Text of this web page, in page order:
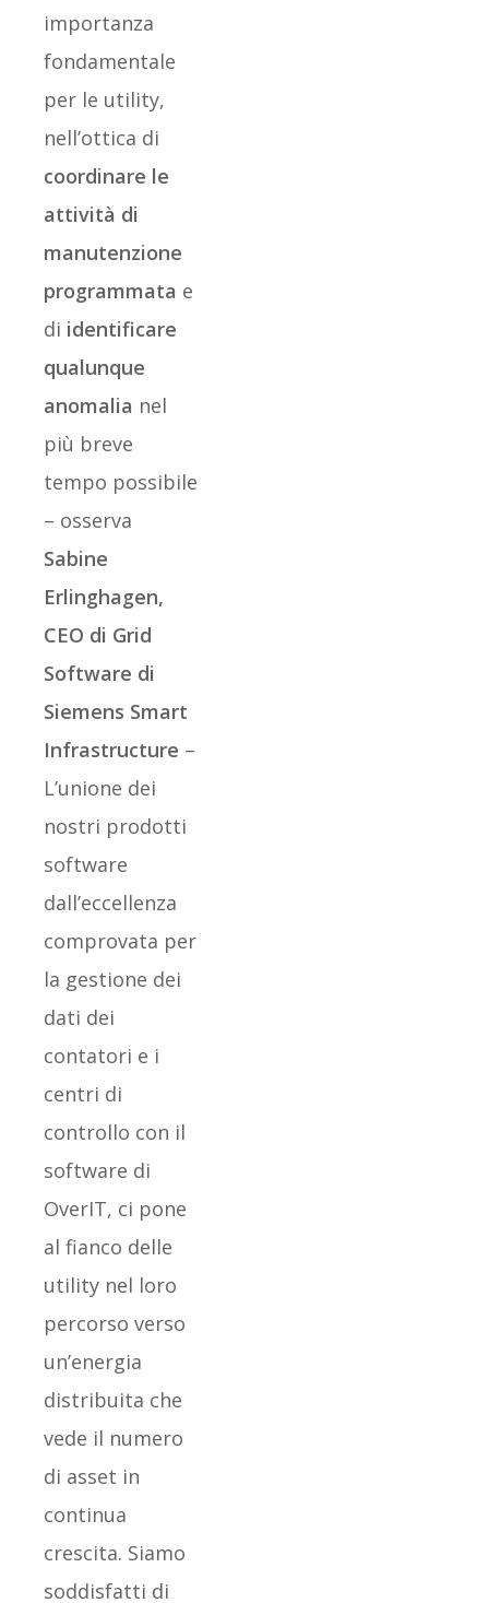
importanza
fondamentale
per le utility,
nell’ottica di
coordinare le
attività di
manutenzione
programmata e
di identificare
qualunque
anomalia nel
più breve
tempo possibile
– osserva
Sabine
Erlinghagen,
CEO di Grid
Software di
Siemens Smart
Infrastructure –
L’unione dei
nostri prodotti
software
dall’eccellenza
comprovata per
la gestione dei
dati dei
contatori e i
centri di
controllo con il
software di
OverIT, ci pone
al fianco delle
utility nel loro
percorso verso
un’energia
distribuita che
vede il numero
di asset in
continua
crescita. Siamo
soddisfatti di